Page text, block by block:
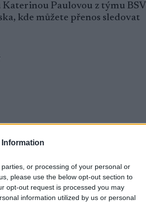
Information
or processing of your personal or
please use the below opt-out section to
opt-out request is processed you may
information utilized by us or personal
Paulovou z týmu BSV
kde můžete přenos sledovat